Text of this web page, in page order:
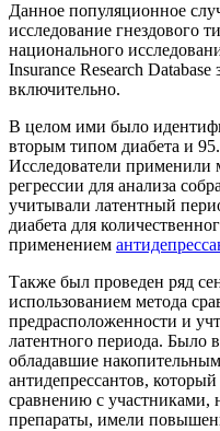
Данное популяционное
исследование гнездового
национального
Insurance Research
включительно.
В целом ими было
вторым типом диабета и
Исследователи применили
регрессии для анализа
учитывали латентный
диабета для
применением
Также был проведен ряд
использованием метода
предрасположенности и
латентного периода. Было
обладавшие
антидепрессантов,
сравнению с
препараты, имели